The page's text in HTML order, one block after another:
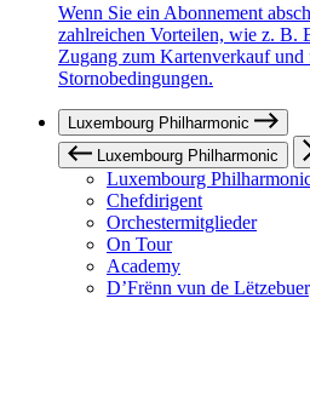
Wenn Sie ein Abonnement
zahlreichen Vorteilen, wie z. B.
Zugang zum Kartenverkauf und
Stornobedingungen.
Luxembourg Philharmonic
Luxembourg Philharmonic
Luxembourg
Chefdirigent
Orchestermitglieder
On Tour
Academy
D’Frënn vun de